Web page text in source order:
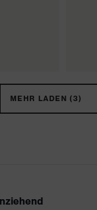
MEHR LADEN (3)